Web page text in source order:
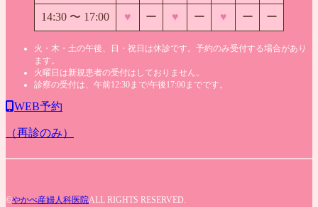
14:30 〜 17:00 ♥ ー ♥ ー ♥ ー ー
火・木・土の午後、日・祝日は休診です。予約のみ受付する場合があり
ます。
火曜日は新規患者の受付はしておりません。
診察の受付は、午前12:30まで/午後17:00までです。
WEB予約
（再診のみ）
©やかべ産婦人科医院ALL RIGHTS RESERVED.